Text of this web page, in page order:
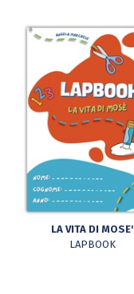
LA VITA DI MOSE'
LAPBOOK